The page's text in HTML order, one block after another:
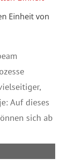
Einheit von
Auf dieses
sich ab